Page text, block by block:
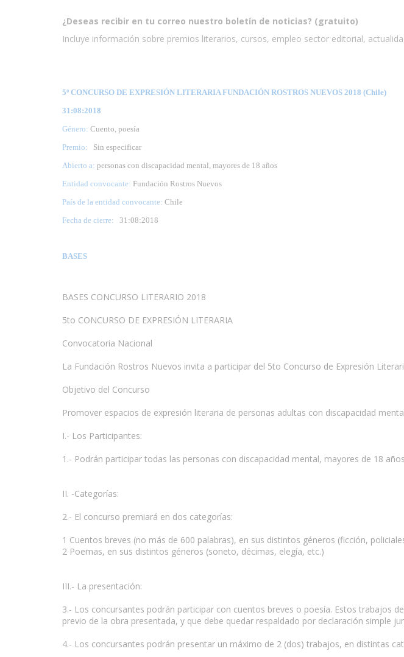
¿Deseas recibir en tu correo nuestro boletín de noticias? (gratuito)
Incluye información sobre premios literarios, cursos, empleo sector editorial,
5º CONCURSO DE EXPRESIÓN LITERARIA FUNDACIÓN ROSTROS NUEVOS 2018 (Chile)
31:08:2018
Género: Cuento, poesía
Premio:
Sin especificar
Abierto a: personas con discapacidad mental, mayores de 18 años
Entidad convocante: Fundación Rostros Nuevos
País de la entidad convocante: Chile
Fecha de cierre: 31 :08:2018
BASES
BASES CONCURSO LITERARIO 2018
5to CONCURSO DE EXPRESIÓN LITERARIA
Convocatoria Nacional
La Fundación Rostros Nuevos invita a participar del 5to Concurso de Expresión
Objetivo del Concurso
Promover espacios de expresión literaria de personas adultas con discapacidad
I.- Los Participantes:
1.- Podrán participar todas las personas con discapacidad mental, mayores de 18
II. -Categorías:
2.- El concurso premiará en dos categorías:
1 Cuentos breves (no más de 600 palabras), en sus distintos géneros (ficción,
2 Poemas, en sus distintos géneros (soneto, décimas, elegía, etc.)
III.- La presentación:
3.- Los concursantes podrán participar con cuentos breves o poesía. Estos trabajos
previo de la obra presentada, y que debe quedar respaldado por declaración simple
4.- Los concursantes podrán presentar un máximo de 2 (dos) trabajos, en distintas